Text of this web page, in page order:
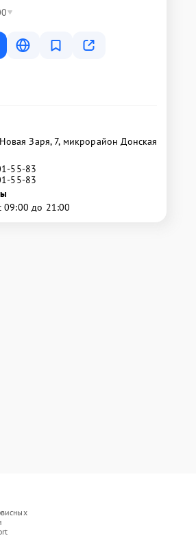
Новая Заря, 7, микрорайон Донская
55-83
55-83
09:00 до 21:00